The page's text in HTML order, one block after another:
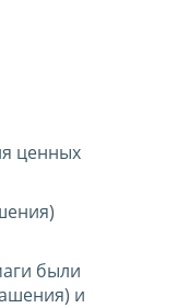
ценных
были
и